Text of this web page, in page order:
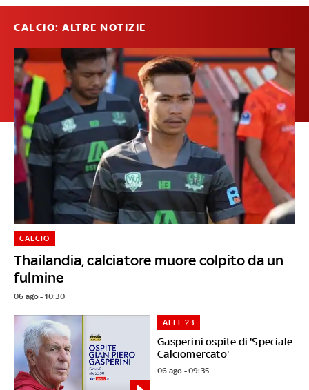
CALCIO: ALTRE NOTIZIE
Thailandia, calciatore muore colpito da un
fulmine
CALCIO
06 ago - 10:30
Gasperini ospite di 'Speciale
Calciomercato'
ALLE 23
06 ago - 09:35